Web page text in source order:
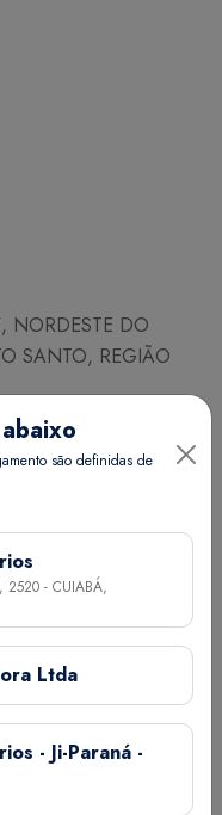
NORDESTE DO
SANTO, REGIÃO
PLANTIO
são definidas de
2520 - CUIABÁ,
Ltda
- Ji-Paraná -